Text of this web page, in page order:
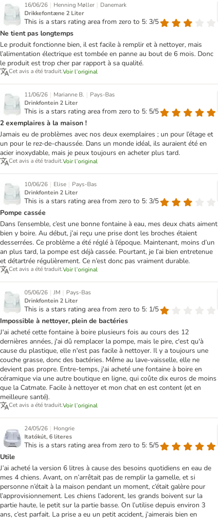
16/06/26 | Henning Møller | Danemark
Drikkefontæne 2 Liter
This is a stars rating area from zero to 5: 3/5
Ne tient pas longtemps
Le produit fonctionne bien, il est facile à remplir et à nettoyer, mais
l’alimentation électrique est tombée en panne au bout de 6 mois. Donc
le produit est trop cher par rapport à sa qualité.
Cet avis a été traduit.Voir l’original
11/06/26 | Marianne B. | Pays-Bas
Drinkfontein 2 Liter
This is a stars rating area from zero to 5: 5/5
2 exemplaires à la maison !
Jamais eu de problèmes avec nos deux exemplaires ; un pour l’étage et
un pour le rez-de-chaussée. Dans un monde idéal, ils auraient été en
acier inoxydable, mais je peux toujours en acheter plus tard.
Cet avis a été traduit.Voir l’original
10/06/26 | Elise | Pays-Bas
Drinkfontein 2 Liter
This is a stars rating area from zero to 5: 3/5
Pompe cassée
Dans l’ensemble, c’est une bonne fontaine à eau, mes deux chats aiment
bien y boire. Au début, j’ai reçu une prise dont les broches étaient
desserrées. Ce problème a été réglé à l’époque. Maintenant, moins d’un
an plus tard, la pompe est déjà cassée. Pourtant, je l’ai bien entretenue
et détartrée régulièrement. Ce n’est donc pas vraiment durable.
Cet avis a été traduit.Voir l’original
05/06/26 | JM | Pays-Bas
Drinkfontein 2 Liter
This is a stars rating area from zero to 5: 1/5
Impossible à nettoyer, plein de bactéries
J'ai acheté cette fontaine à boire plusieurs fois au cours des 12
dernières années, j'ai dû remplacer la pompe, mais le pire, c'est qu'à
cause du plastique, elle n'est pas facile à nettoyer. Il y a toujours une
couche grasse, donc des bactéries. Même au lave-vaisselle, elle ne
devient pas propre. Entre-temps, j'ai acheté une fontaine à boire en
céramique via une autre boutique en ligne, qui coûte dix euros de moins
que la Catmate. Facile à nettoyer et mon chat en est content (et en
meilleure santé).
Cet avis a été traduit.Voir l’original
24/05/26 | Hongrie
Itatókút, 6 literes
This is a stars rating area from zero to 5: 5/5
Utile
J’ai acheté la version 6 litres à cause des besoins quotidiens en eau de
mes 4 chiens. Avant, on n’arrêtait pas de remplir la gamelle, et si
personne n’était à la maison pendant un moment, c’était galère pour
l’approvisionnement. Les chiens l’adorent, les grands boivent sur la
partie haute, le petit sur la partie basse. On l’utilise depuis environ 3
ans, c’est parfait. La prise a eu un petit accident, j’aimerais bien en